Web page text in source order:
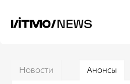
Новости Анонсы